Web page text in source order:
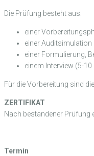
Die Prüfung besteht aus:
einer
einer Auditsimulation
einer Formulierung,
einem Interview (5-10
Für die Vorbereitung sind
ZERTIFIKAT
Nach bestandener Prüfung
Termin